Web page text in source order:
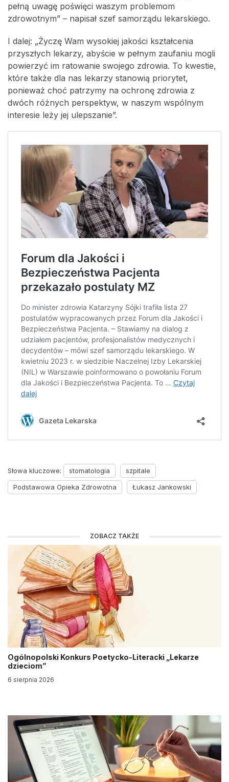
pełną uwagę poświęci waszym problemom
zdrowotnym” – napisał szef samorządu lekarskiego.
I dalej: „Życzę Wam wysokiej jakości kształcenia
przyszłych lekarzy, abyście w pełnym zaufaniu mogli
powierzyć im ratowanie swojego zdrowia. To kwestie,
które także dla nas lekarzy stanowią priorytet,
ponieważ choć patrzymy na ochronę zdrowia z
dwóch różnych perspektyw, w naszym wspólnym
interesie leży jej ulepszanie”.
Słowa kluczowe: stomatologia
szpitale
Podstawowa Opieka Zdrowotna
Łukasz Jankowski
ZOBACZ TAKŻE
Ogólnopolski Konkurs Poetycko-Literacki „Lekarze
dzieciom”
6 sierpnia 2026